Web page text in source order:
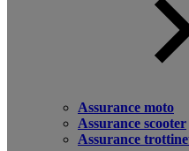
Assurance moto
Assurance scooter
Assurance